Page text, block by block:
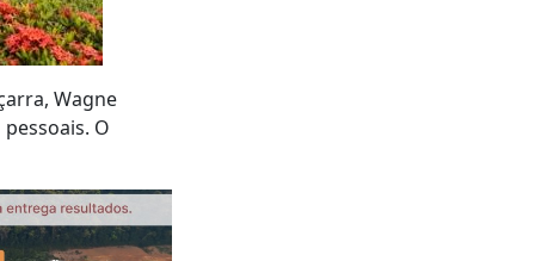
Wagne
O